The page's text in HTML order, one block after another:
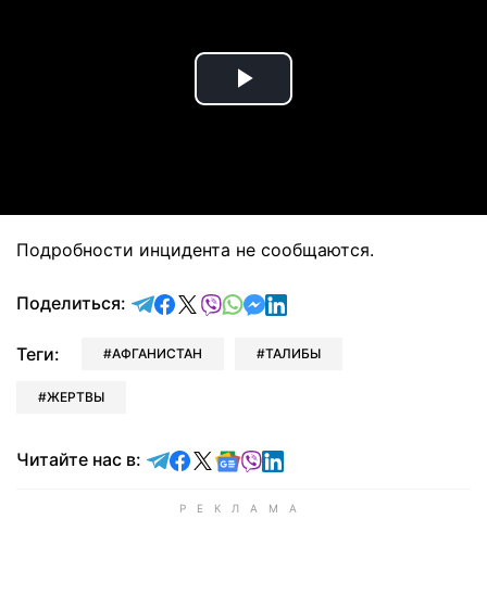
Play
Подробности инцидента не сообщаются.
Поделиться: отправить в Telegram
поделиться в Facebook
поделиться в X
отправить в Viber
отправить в Whatsapp
отправить в Messenger
отправить в LinkedIn
Теги: АФГАНИСТАН ТАЛИБЫ
ЖЕРТВЫ
Читайте нас в: Читайте в Telegram
Читайте в Facebook
Читайте в X
Читайте в Google news
Читайте в Viber
Читайте в LinkedIn